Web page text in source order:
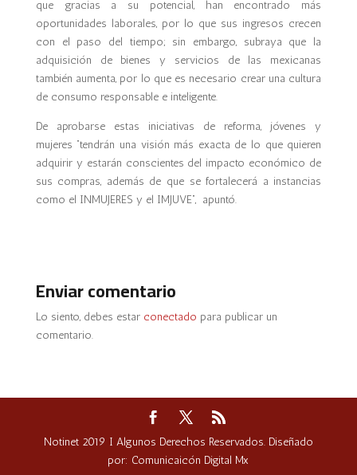
que gracias a su potencial, han encontrado más
oportunidades laborales, por lo que sus ingresos crecen
con el paso del tiempo; sin embargo, subraya que la
adquisición de bienes y servicios de las mexicanas
también aumenta, por lo que es necesario crear una cultura
de consumo responsable e inteligente.
De aprobarse estas iniciativas de reforma, jóvenes y
mujeres “tendrán una visión más exacta de lo que quieren
adquirir y estarán conscientes del impacto económico de
sus compras, además de que se fortalecerá a instancias
como el INMUJERES y el IMJUVE”, apuntó.
Enviar comentario
Lo siento, debes estar conectado para publicar un
comentario.
Notinet 2019 I Algunos Derechos Reservados. Diseñado
por: Comunicaicón Digital Mx